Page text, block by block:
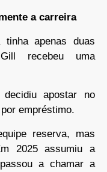
a carreira
apenas duas
recebeu uma
apostar no
empréstimo.
reserva, mas
2025 assumiu a
a chamar a